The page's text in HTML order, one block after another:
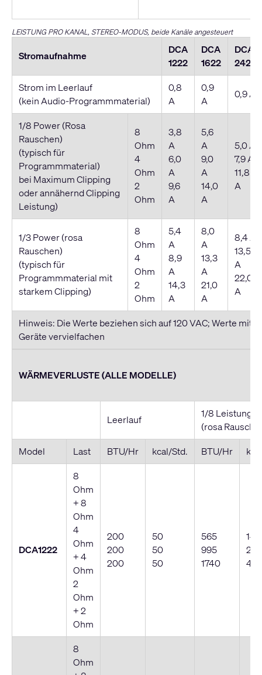
LEISTUNG PRO KANAL, STEREO-MODUS, beide Kanäle angesteuert
Stromaufnahme
DCA
1222
DCA
1622
DCA
2422
Strom im Leerlauf
(kein Audio-Programmmaterial)
0,8
A
0,9
A
0,9 A
1/8 Power (Rosa
Rauschen)
(typisch für
Programmmaterial)
bei Maximum Clipping
oder annähernd Clipping
Leistung)
8
Ohm
4
Ohm
2
Ohm
3,8
A
6,0
A
9,6
A
5,6
A
9,0
A
14,0
A
5,0 A
7,9 A
11,8
A
1/3 Power (rosa
Rauschen)
(typisch für
Programmmaterial mit
starkem Clipping)
8
Ohm
4
Ohm
2
Ohm
5,4
A
8,9
A
14,3
A
8,0
A
13,3
A
21,0
A
8,4 A
13,5
A
22,0
A
Hinweis: Die Werte beziehen sich auf 120 VAC; Werte mit
Geräte vervielfachen
WÄRMEVERLUSTE (ALLE MODELLE)
Leerlauf
1/8 Leistung
(rosa
Model
Last BTU/Hr kcal/Std. BTU/Hr
DCA1222
8
Ohm
+ 8
Ohm
4
Ohm
+ 4
Ohm
2
Ohm
+ 2
Ohm
200
200
200
50
50
50
565
995
1740
145
250
8
Ohm